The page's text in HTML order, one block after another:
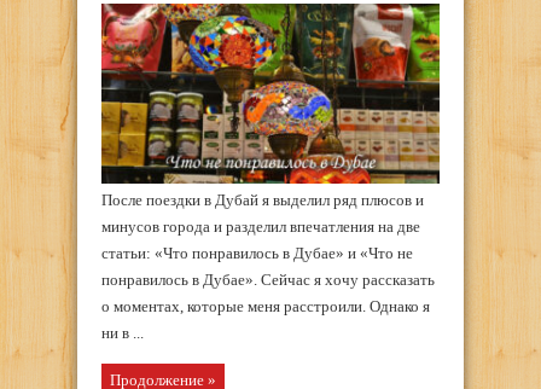
После поездки в Дубай я выделил ряд плюсов и
минусов города и разделил впечатления на две
статьи: «Что понравилось в Дубае» и «Что не
понравилось в Дубае». Сейчас я хочу рассказать
о моментах, которые меня расстроили. Однако я
ни в ...
Продолжение »